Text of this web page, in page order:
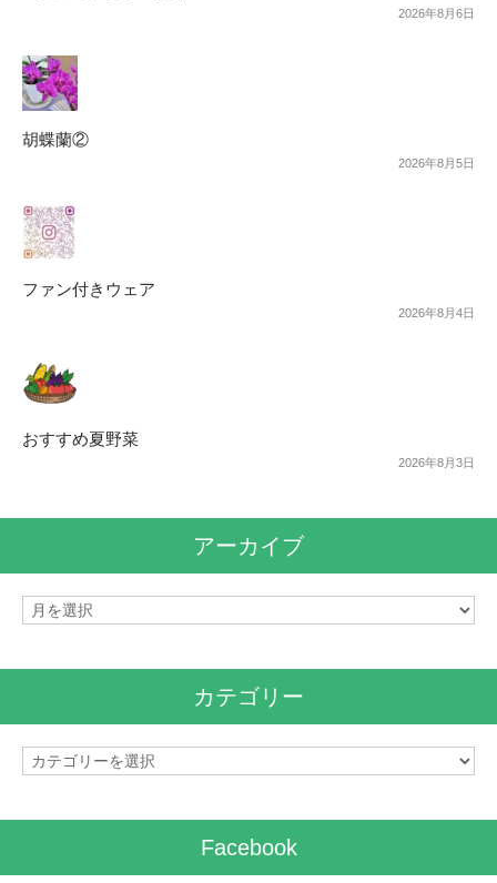
2026年8月6日
胡蝶蘭②
2026年8月5日
ファン付きウェア
2026年8月4日
おすすめ夏野菜
2026年8月3日
アーカイブ
ア
カテゴリー
カ
Facebook